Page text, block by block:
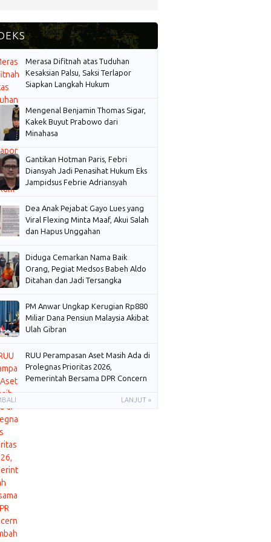
Merasa Difitnah atas Tuduhan
Kesaksian Palsu, Saksi Terlapor
Siapkan Langkah Hukum
Mengenal Benjamin Thomas Sigar,
Kakek Buyut Prabowo dari
Minahasa
Gantikan Hotman Paris, Febri
Diansyah Jadi Penasihat Hukum Eks
Jampidsus Febrie Adriansyah
Dea Anak Pejabat Gayo Lues yang
Viral Flexing Minta Maaf, Akui Salah
dan Hapus Unggahan
Diduga Cemarkan Nama Baik
Orang, Pegiat Medsos Babeh Aldo
Ditahan dan Jadi Tersangka
PM Anwar Ungkap Kerugian Rp880
Miliar Dana Pensiun Malaysia Akibat
Ulah Gibran
RUU Perampasan Aset Masih Ada di
Prolegnas Prioritas 2026,
Pemerintah Bersama DPR Concern
LANJUT »